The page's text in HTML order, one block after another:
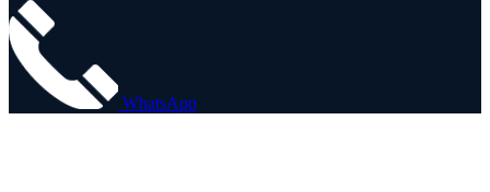
WhatsApp